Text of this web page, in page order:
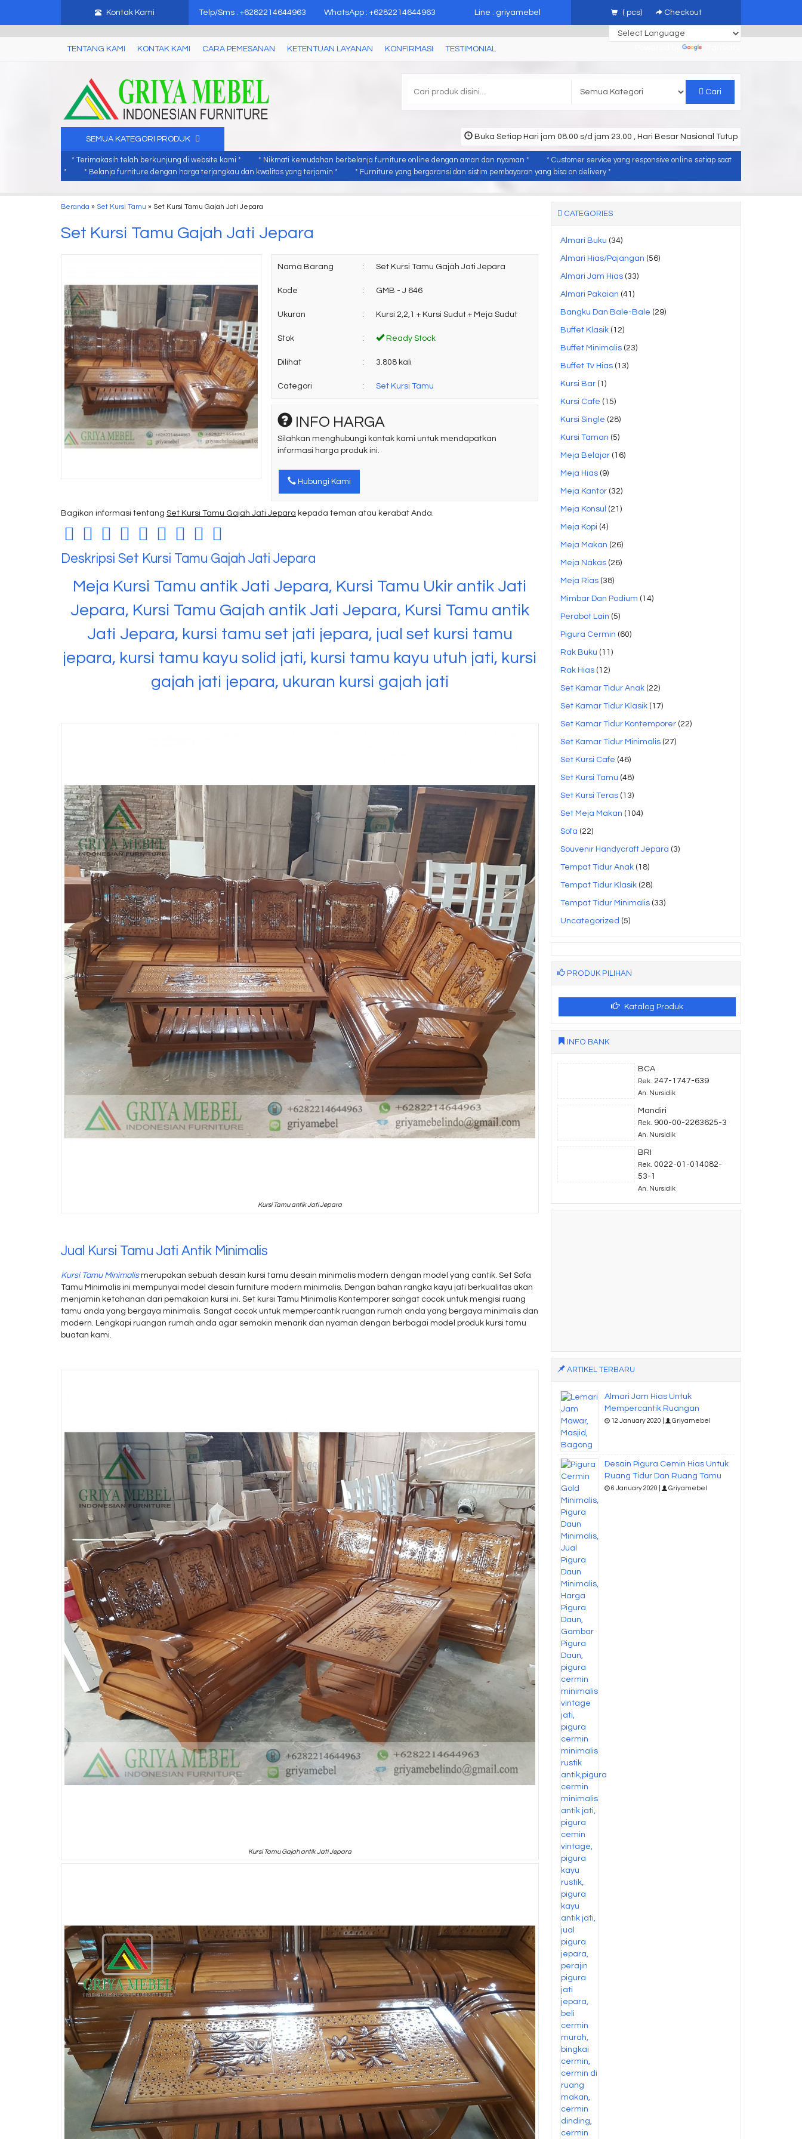
Kontak Kami Telp/Sms : +6282214644963 WhatsApp : +6282214644963 Line : griyamebel ( pcs) Checkout
TENTANG KAMI KONTAK KAMI CARA PEMESANAN KETENTUAN LAYANAN KONFIRMASI TESTIMONIAL
Cari
Buka Setiap Hari jam 08.00 s/d jam 23.00 , Hari Besar Nasional Tutup
SEMUA KATEGORI PRODUK
* Terimakasih telah berkunjung di website kami * * Nikmati kemudahan berbelanja furniture online dengan aman dan nyaman *
* Customer service yang responsive online setiap saat
*
* Belanja furniture dengan harga terjangkau dan kwalitas yang terjamin * * Furniture yang bergaransi dan sistim pembayaran yang bisa on delivery *
Beranda » Set Kursi Tamu » Set Kursi Tamu Gajah Jati Jepara
Set Kursi Tamu Gajah Jati Jepara
Nama Barang : Set Kursi Tamu Gajah Jati Jepara
Kode : GMB - J 646
Ukuran : Kursi 2,2,1 + Kursi Sudut + Meja Sudut
Stok : Ready Stock
Dilihat : 3.808 kali
Categori : Set Kursi Tamu
INFO HARGA
Silahkan menghubungi kontak kami untuk mendapatkan
informasi harga produk ini.
Hubungi Kami
Bagikan informasi tentang Set Kursi Tamu Gajah Jati Jepara kepada teman atau kerabat Anda.
Deskripsi Set Kursi Tamu Gajah Jati Jepara
Meja Kursi Tamu antik Jati Jepara, Kursi Tamu Ukir antik Jati
Jepara, Kursi Tamu Gajah antik Jati Jepara, Kursi Tamu antik
Jati Jepara, kursi tamu set jati jepara, jual set kursi tamu
jepara, kursi tamu kayu solid jati, kursi tamu kayu utuh jati, kursi
gajah jati jepara, ukuran kursi gajah jati
Kursi Tamu antik Jati Jepara
Jual Kursi Tamu Jati Antik Minimalis
Kursi Tamu Minimalismerupakan sebuah desain kursi tamu desain minimalis modern dengan model yang cantik. Set Sofa
Tamu Minimalis ini mempunyai model desain furniture modern minimalis. Dengan bahan rangka kayu jati berkualitas akan
menjamin ketahanan dari pemakaian kursi ini. Set kursi Tamu Minimalis Kontemporer sangat cocok untuk mengisi ruang
tamu anda yang bergaya minimalis. Sangat cocok untuk mempercantik ruangan rumah anda yang bergaya minimalis dan
modern. Lengkapi ruangan rumah anda agar semakin menarik dan nyaman dengan berbagai model produk kursi tamu
buatan kami.
Kursi Tamu Gajah antik Jati Jepara
CATEGORIES
Almari Buku (34)
Almari Hias/Pajangan (56)
Almari Jam Hias(33)
Almari Pakaian (41)
Bangku Dan Bale-Bale (29)
Buffet Klasik(12)
Buffet Minimalis(23)
Buffet Tv Hias(13)
Kursi Bar(1)
Kursi Cafe (15)
Kursi Single (28)
Kursi Taman (5)
Meja Belajar(16)
Meja Hias(9)
Meja Kantor(32)
Meja Konsul (21)
Meja Kopi (4)
Meja Makan (26)
Meja Nakas(26)
Meja Rias(38)
Mimbar Dan Podium (14)
Perabot Lain (5)
Pigura Cermin (60)
Rak Buku (11)
Rak Hias(12)
Set Kamar Tidur Anak(22)
Set Kamar Tidur Klasik(17)
Set Kamar Tidur Kontemporer(22)
Set Kamar Tidur Minimalis(27)
Set Kursi Cafe (46)
Set Kursi Tamu (48)
Set Kursi Teras(13)
Set Meja Makan (104)
Sofa (22)
Souvenir Handycraft Jepara (3)
Tempat Tidur Anak(18)
Tempat Tidur Klasik(28)
Tempat Tidur Minimalis(33)
Uncategorized (5)
PRODUK PILIHAN
Katalog Produk
INFO BANK
BCA
Rek. 247-1747-639
An. Nursidik
Mandiri
Rek. 900-00-2263625-3
An. Nursidik
BRI
Rek.
0022-01-014082-
53-1
An. Nursidik
ARTIKEL TERBARU
Almari Jam Hias Untuk
Mempercantik Ruangan
12 January 2020 | Griyamebel
Desain Pigura Cemin Hias Untuk
Ruang Tidur Dan Ruang Tamu
6 January 2020 | Griyamebel